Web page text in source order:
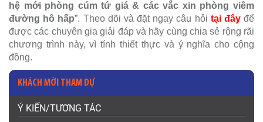
hệ mới phòng cúm tứ giá & các vắc xin phòng viêm
đường hô hấp”. Theo dõi và đặt ngay câu hỏi tại đâyđể
được các chuyên gia giải đáp và hãy cùng chia sẻ rộng rãi
chương trình này, vì tính thiết thực và ý nghĩa cho cộng
đồng.
KHÁCH MỜI THAM DỰ
Ý KIẾN/TƯƠNG TÁC